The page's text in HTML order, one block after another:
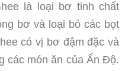
là loại bơ tinh chất
bơ và loại bỏ các bọt
có vị bơ đậm đặc và
các món ăn của Ấn Độ.